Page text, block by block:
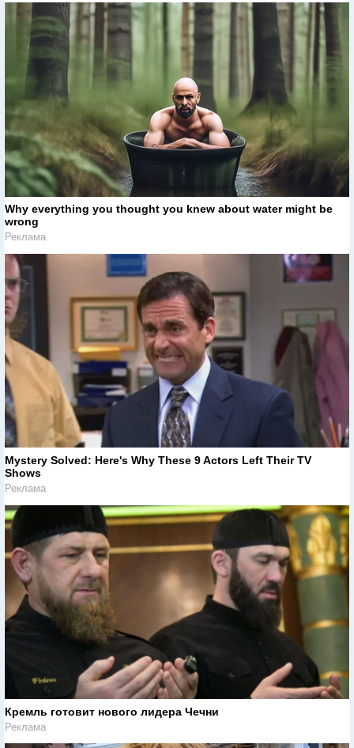
Why everything you thought you knew about water might be
wrong
Реклама
Mystery Solved: Here's Why These 9 Actors Left Their TV
Shows
Реклама
Кремль готовит нового лидера Чечни
Реклама